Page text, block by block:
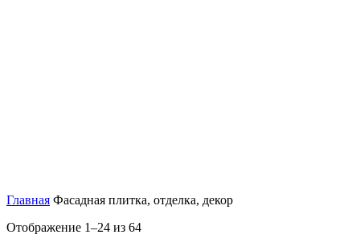
Главная Фасадная плитка, отделка, декор
Отображение 1–24 из 64